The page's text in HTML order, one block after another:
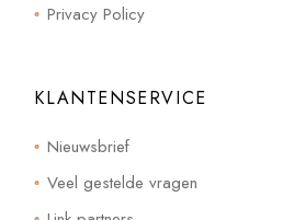
Privacy Policy
KLANTENSERVICE
Nieuwsbrief
Veel gestelde vragen